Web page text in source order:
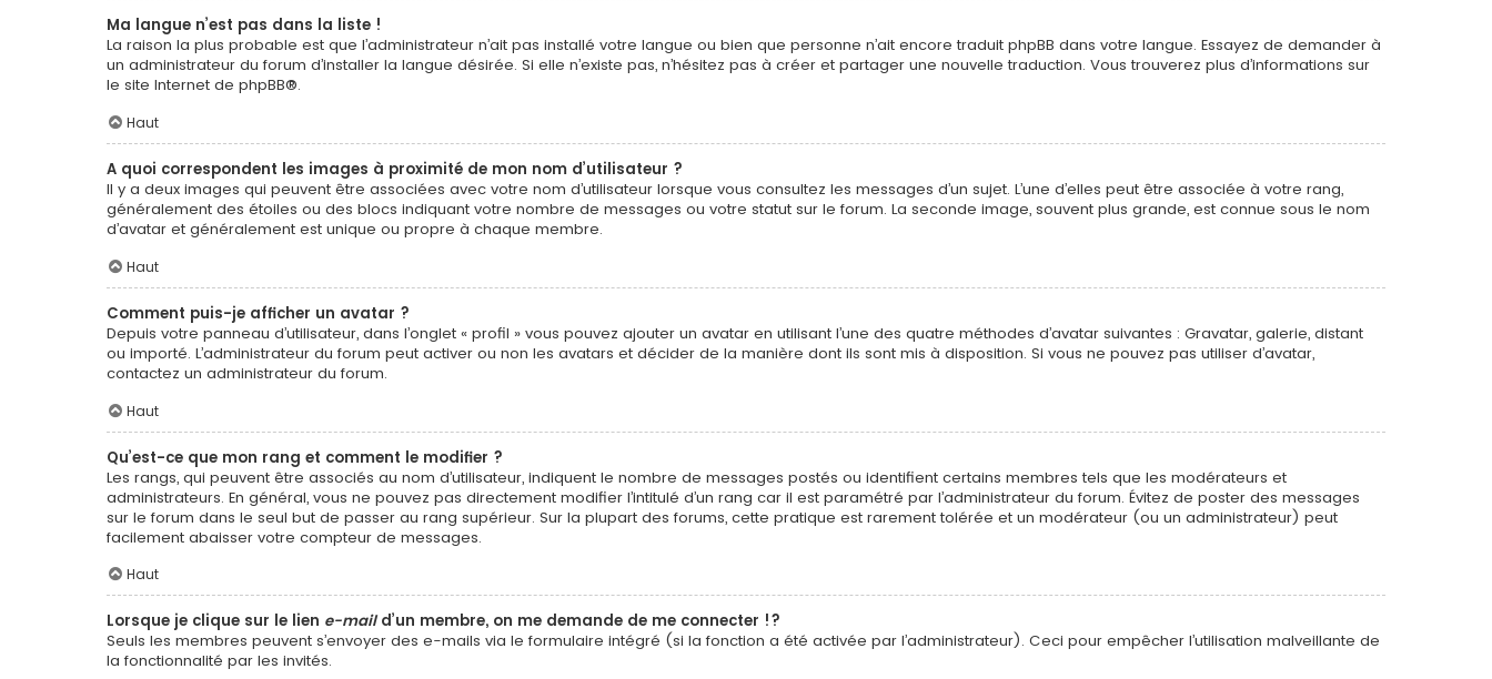
Ma langue n’est pas dans la liste !
La raison la plus probable est que l’administrateur n’ait pas installé votre langue ou bien que personne n’ait encore traduit phpBB dans votre langue. Essayez de demander à
un administrateur du forum d’installer la langue désirée. Si elle n’existe pas, n’hésitez pas à créer et partager une nouvelle traduction. Vous trouverez plus d’informations sur
le site Internet de phpBB®.
Haut
A quoi correspondent les images à proximité de mon nom d’utilisateur ?
Il y a deux images qui peuvent être associées avec votre nom d’utilisateur lorsque vous consultez les messages d’un sujet. L’une d’elles peut être associée à votre rang,
généralement des étoiles ou des blocs indiquant votre nombre de messages ou votre statut sur le forum. La seconde image, souvent plus grande, est connue sous le nom
d’avatar et généralement est unique ou propre à chaque membre.
Haut
Comment puis-je afficher un avatar ?
Depuis votre panneau d’utilisateur, dans l’onglet « profil » vous pouvez ajouter un avatar en utilisant l’une des quatre méthodes d’avatar suivantes : Gravatar, galerie, distant
ou importé. L’administrateur du forum peut activer ou non les avatars et décider de la manière dont ils sont mis à disposition. Si vous ne pouvez pas utiliser d’avatar,
contactez un administrateur du forum.
Haut
Qu’est-ce que mon rang et comment le modifier ?
Les rangs, qui peuvent être associés au nom d’utilisateur, indiquent le nombre de messages postés ou identifient certains membres tels que les modérateurs et
administrateurs. En général, vous ne pouvez pas directement modifier l’intitulé d’un rang car il est paramétré par l’administrateur du forum. Évitez de poster des messages
sur le forum dans le seul but de passer au rang supérieur. Sur la plupart des forums, cette pratique est rarement tolérée et un modérateur (ou un administrateur) peut
facilement abaisser votre compteur de messages.
Haut
Lorsque je clique sur le lien e-maild’un membre, on me demande de me connecter !?
Seuls les membres peuvent s’envoyer des e-mails via le formulaire intégré (si la fonction a été activée par l’administrateur). Ceci pour empêcher l’utilisation malveillante de
la fonctionnalité par les invités.